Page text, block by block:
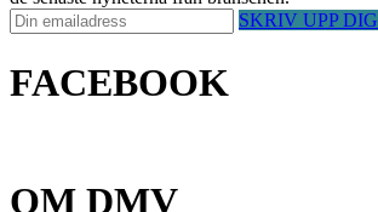
SKRIV UPP DIG
FACEBOOK
OM DMV